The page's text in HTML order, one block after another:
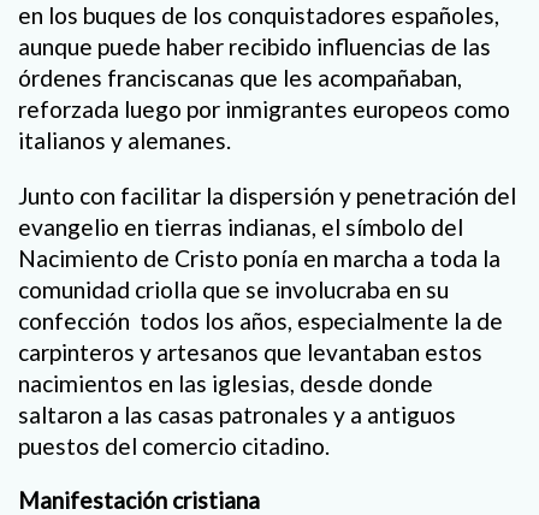
en los buques de los conquistadores españoles,
aunque puede haber recibido influencias de las
órdenes franciscanas que les acompañaban,
reforzada luego por inmigrantes europeos como
italianos y alemanes.
Junto con facilitar la dispersión y penetración del
evangelio en tierras indianas, el símbolo del
Nacimiento de Cristo ponía en marcha a toda la
comunidad criolla que se involucraba en su
confección todos los años, especialmente la de
carpinteros y artesanos que levantaban estos
nacimientos en las iglesias, desde donde
saltaron a las casas patronales y a antiguos
puestos del comercio citadino.
Manifestación cristiana